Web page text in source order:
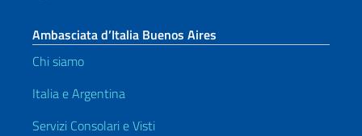
Ambasciata d’Italia Buenos Aires
Chi siamo
Italia e Argentina
Servizi Consolari e Visti